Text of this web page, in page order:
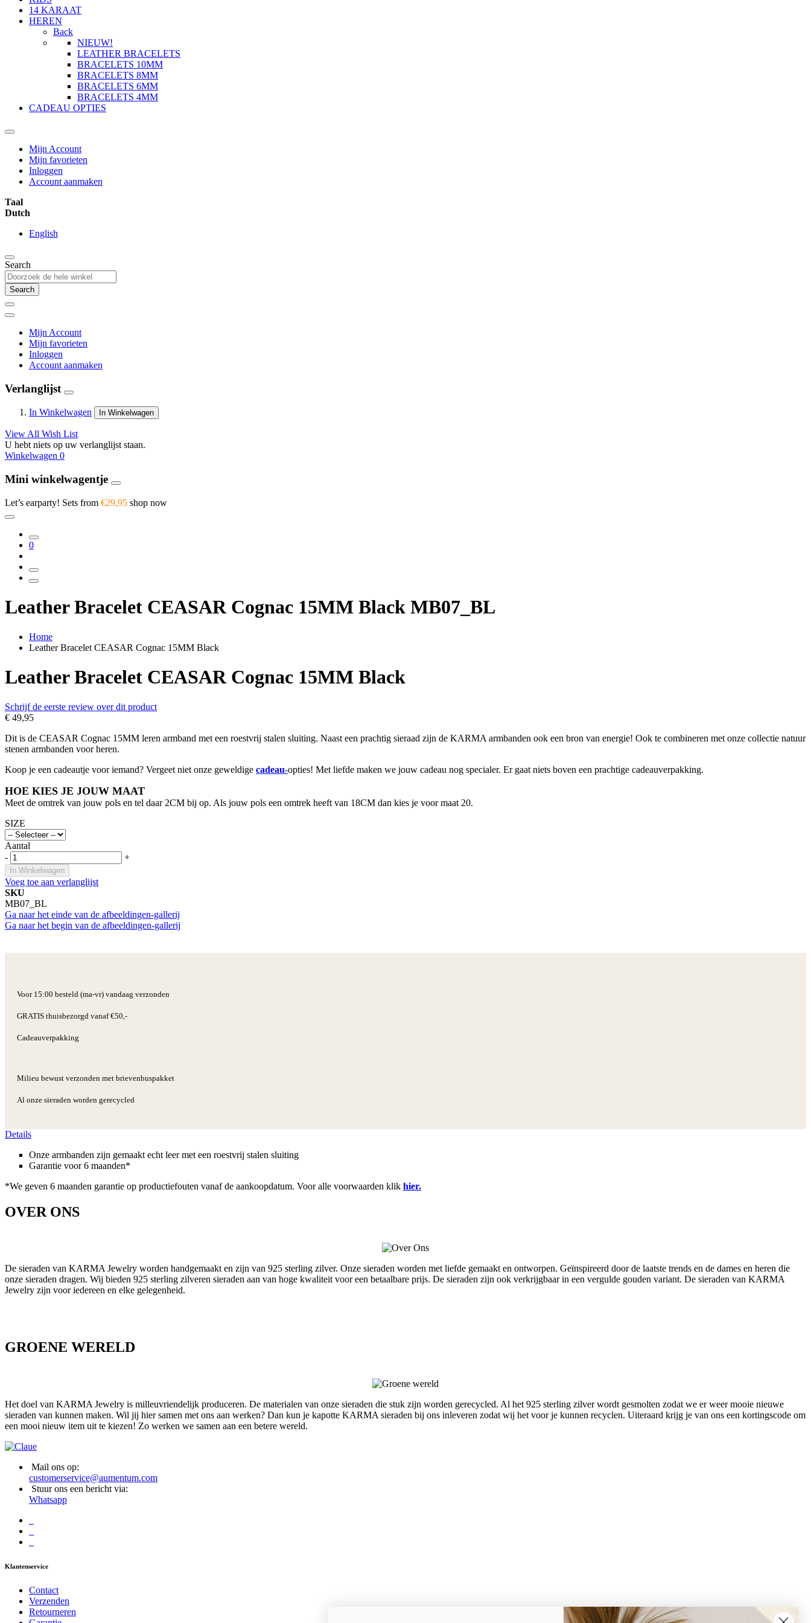
14 KARAAT
HEREN
Back
NIEUW!
LEATHER BRACELETS
BRACELETS 10MM
BRACELETS 8MM
BRACELETS 6MM
BRACELETS 4MM
CADEAU OPTIES
Mijn Account
Mijn favorieten
Inloggen
Account aanmaken
Taal
Dutch
English
Search
Search
Mijn Account
Mijn favorieten
Inloggen
Account aanmaken
Verlanglijst
In Winkelwagen In Winkelwagen
View All Wish List
U hebt niets op uw verlanglijst staan.
Winkelwagen 0
Mini winkelwagentje
Let’s earparty! Sets from €29,95 shop now
0
Leather Bracelet CEASAR Cognac 15MM Black MB07_BL
Home
Leather Bracelet CEASAR Cognac 15MM Black
Leather Bracelet CEASAR Cognac 15MM Black
Schrijf de eerste review over dit product
€ 49,95
Dit is de CEASAR Cognac 15MM leren armband met een roestvrij stalen sluiting. Naast een prachtig sieraad zijn de KARMA armbanden ook een bron van energie! Ook te combineren met onze collectie natuur
stenen armbanden voor heren.
Koop je een cadeautje voor iemand? Vergeet niet onze geweldige cadeau-opties! Met liefde maken we jouw cadeau nog specialer. Er gaat niets boven een prachtige cadeauverpakking.
HOE KIES JE JOUW MAAT
Meet de omtrek van jouw pols en tel daar 2CM bij op. Als jouw pols een omtrek heeft van 18CM dan kies je voor maat 20.
SIZE
Aantal
-
+
In Winkelwagen
Voeg toe aan verlanglijst
SKU
MB07_BL
Ga naar het einde van de afbeeldingen-gallerij
Ga naar het begin van de afbeeldingen-gallerij
Voor 15:00 besteld (ma-vr) vandaag verzonden
GRATIS thuisbezorgd vanaf €50,-
Cadeauverpakking
Milieu bewust verzonden met brievenbuspakket
Al onze sieraden worden gerecycled
Details
Onze armbanden zijn gemaakt echt leer met een roestvrij stalen sluiting
Garantie voor 6 maanden*
*We geven 6 maanden garantie op productiefouten vanaf de aankoopdatum. Voor alle voorwaarden klik hier.
OVER ONS
De sieraden van KARMA Jewelry worden handgemaakt en zijn van 925 sterling zilver. Onze sieraden worden met liefde gemaakt en ontworpen. Geïnspireerd door de laatste trends en de dames en heren die
onze sieraden dragen. Wij bieden 925 sterling zilveren sieraden aan van hoge kwaliteit voor een betaalbare prijs. De sieraden zijn ook verkrijgbaar in een vergulde gouden variant. De sieraden van KARMA
Jewelry zijn voor iedereen en elke gelegenheid.
GROENE WERELD
Het doel van KARMA Jewelry is milleuvriendelijk produceren. De materialen van onze sieraden die stuk zijn worden gerecycled. Al het 925 sterling zilver wordt gesmolten zodat we er weer mooie nieuwe
sieraden van kunnen maken. Wil jij hier samen met ons aan werken? Dan kun je kapotte KARMA sieraden bij ons inleveren zodat wij het voor je kunnen recyclen. Uiteraard krijg je van ons een kortingscode om
een mooi nieuw item uit te kiezen! Zo werken we samen aan een betere wereld.
Mail ons op:
customerservice@aumentum.com
Stuur ons een bericht via:
Whatsapp
Klantenservice
Contact
Verzenden
Retourneren